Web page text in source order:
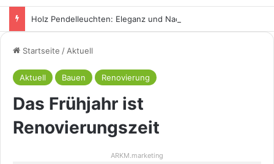
Startseite / Aktuell
Aktuell Bauen Renovierung
Das Frühjahr ist
Renovierungszeit
ARKM.marketing